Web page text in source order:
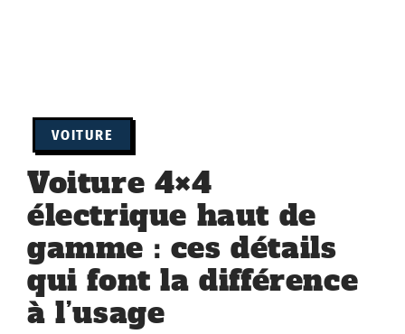
VOITURE
Voiture 4×4
électrique haut de
gamme : ces détails
qui font la différence
à l’usage